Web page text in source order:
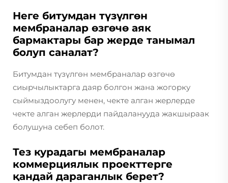
Неге битумдан түзүлгөн
мембраналар өзгөчө аяк
бармактары бар жерде танымал
болуп саналат?
Битумдан түзүлгөн мембраналар өзгөчө
сиырчылыктарга даяр болгон жана жогорку
сыймыздоолугу менен, чекте алган жерлерде
чекте алган жерлерди пайдаланууда жакшыраак
болушуна себеп болот.
Тез курадагы мембраналар
коммерциялык проекттерге
қандай дараганлык берет?